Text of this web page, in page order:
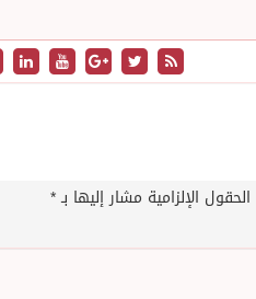
الحقول الإلزامية مشار إليها بـ*